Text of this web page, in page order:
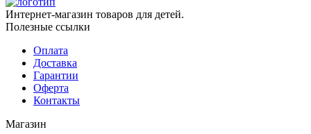
Интернет-магазин товаров для детей.
Полезные ссылки
Оплата
Доставка
Гарантии
Оферта
Контакты
Магазин